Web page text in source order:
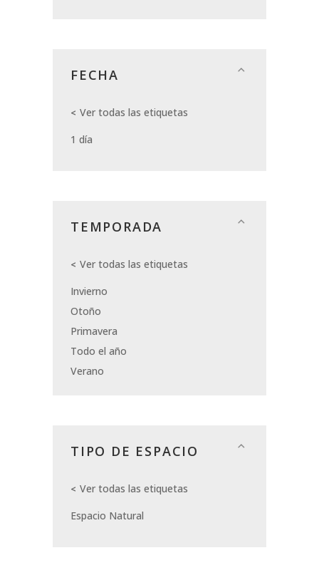
FECHA
Ver todas las etiquetas
1 día
TEMPORADA
Ver todas las etiquetas
Invierno
Otoño
Primavera
Todo el año
Verano
TIPO DE ESPACIO
Ver todas las etiquetas
Espacio Natural